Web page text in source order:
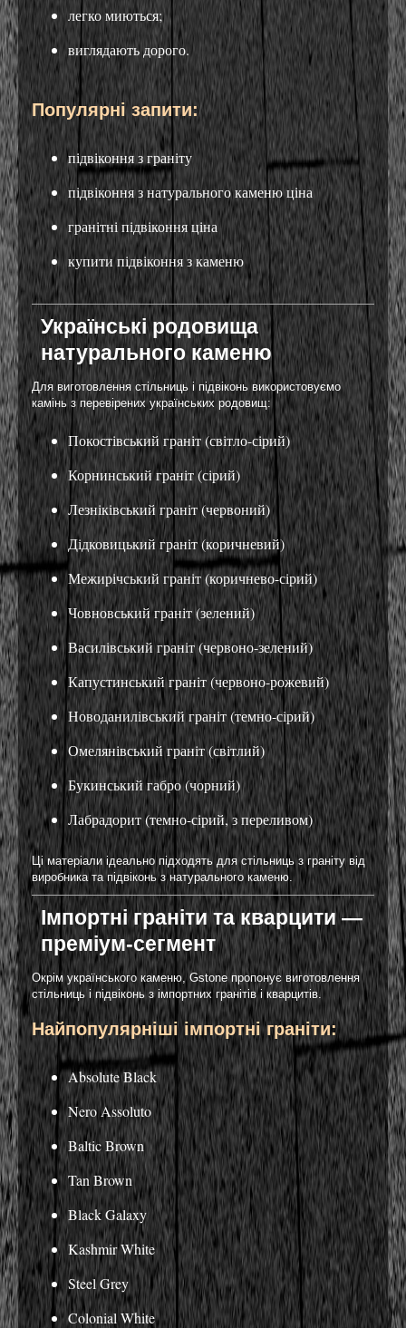
легко миються;
виглядають дорого.
Популярні запити:
підвіконня з граніту
підвіконня з натурального каменю ціна
гранітні підвіконня ціна
купити підвіконня з каменю
Українські родовища
натурального каменю
Для виготовлення стільниць і підвіконь використовуємо
камінь з перевірених українських родовищ:
Покостівський граніт (світло-сірий)
Корнинський граніт (сірий)
Лезніківський граніт (червоний)
Дідковицький граніт (коричневий)
Межирічський граніт (коричнево-сірий)
Човновський граніт (зелений)
Василівський граніт (червоно-зелений)
Капустинський граніт (червоно-рожевий)
Новоданилівський граніт (темно-сірий)
Омелянівський граніт (світлий)
Букинський габро (чорний)
Лабрадорит (темно-сірий, з переливом)
Ці матеріали ідеально підходять для стільниць з граніту від
виробника та підвіконь з натурального каменю.
Імпортні граніти та кварцити —
преміум-сегмент
Окрім українського каменю, Gstone пропонує виготовлення
стільниць і підвіконь з імпортних гранітів і кварцитів.
Найпопулярніші імпортні граніти:
Absolute Black
Nero Assoluto
Baltic Brown
Tan Brown
Black Galaxy
Kashmir White
Steel Grey
Colonial White